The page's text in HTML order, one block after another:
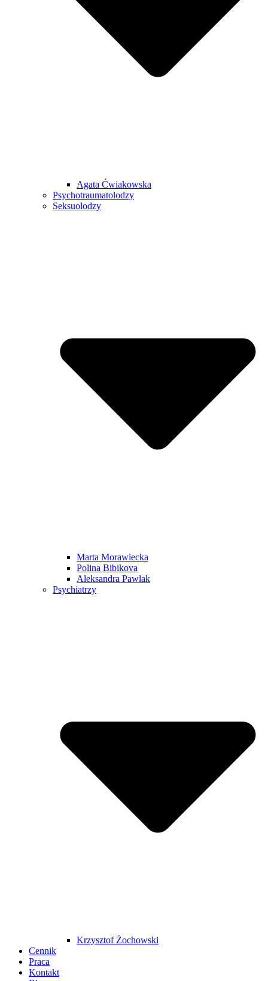
Agata Ćwiakowska
Psychotraumatolodzy
Seksuolodzy
Marta Morawiecka
Polina Bibikova
Aleksandra Pawlak
Psychiatrzy
Krzysztof Żochowski
Cennik
Praca
Kontakt